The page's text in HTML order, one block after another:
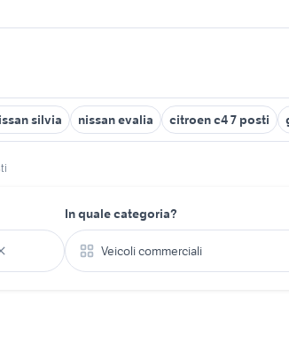
silvia nissan evalia citroen c4 7 posti
In quale categoria?
Veicoli commerciali